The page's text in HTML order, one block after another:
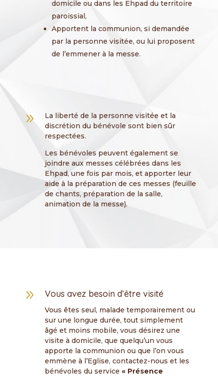
domicile ou dans les Ehpad du territoire
paroissial,
Apportent la communion, si demandée
par la personne visitée, ou lui proposent
de l’emmener à la messe.
9
La liberté de la personne visitée et la
discrétion du bénévole sont bien sûr
respectées.
Les bénévoles peuvent également se
joindre aux messes célébrées dans les
Ehpad, une fois par mois, et apporter leur
aide à la préparation de ces messes (feuille
de chants, préparation de la salle,
animation de la messe).
9 Vous avez besoin d’être visité
Vous êtes seul, malade temporairement ou
sur une longue durée, tout simplement
âgé et moins mobile, vous désirez une
visite à domicile, que quelqu’un vous
apporte la communion ou que l’on vous
emmène à l’Eglise, contactez-nous et les
bénévoles du service « Présence